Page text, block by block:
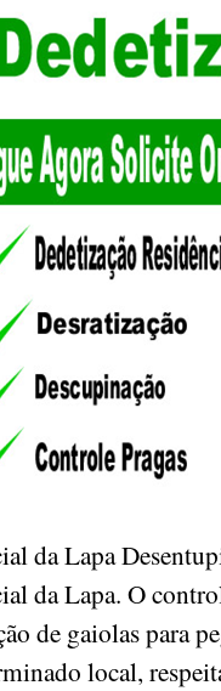
da Lapa
da Lapa. O
de gaiolas para
local,